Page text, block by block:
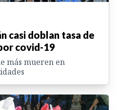
casi doblan tasa de
covid-19
más mueren en